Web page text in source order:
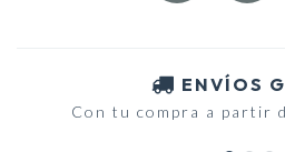
ENVÍOS
Con tu compra a partir